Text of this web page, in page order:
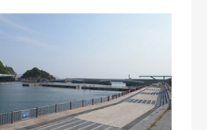
流れ込むため、四季を通じ大物
、グレ、ハマチ、ヒラメ、他）
として（アジ、サバ、イワシ、
勇壮なつり場です。 釣り場の水
干満にあまり関係なく、一日楽
車場から釣り場まで、約２分で